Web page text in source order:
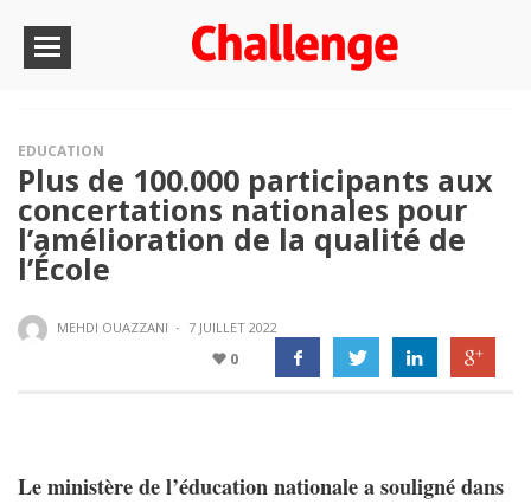
EDUCATION
Plus de 100.000 participants aux
concertations nationales pour
l’amélioration de la qualité de
l’École
MEHDI OUAZZANI · 7 JUILLET 2022
0
Le ministère de l’éducation nationale a souligné dans